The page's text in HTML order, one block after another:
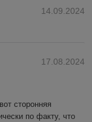
14.09.2024
17.08.2024
сторонняя
по факту, что